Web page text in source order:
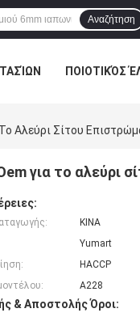
Αναζήτηση
ΠΟΙΟΤΙΚΌΣ
Αλεύρι Σίτου
για το αλεύρι
ΚΙΝΑ
Yumart
HACCP
A228
& Αποστολής Όροι: